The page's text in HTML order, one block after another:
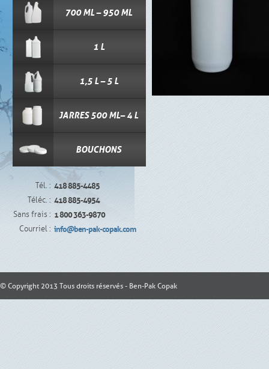
700 ML – 950 ML
1 L
1,5 L – 5 L
JARRES 500 ML– 4 L
BOUCHONS
Tél. : 418 885-4485
Téléc. : 418 885-4954
Sans frais : 1 800 363-9870
Courriel : info@ben-pak-copak.com
© Copyright 2013 Tous droits réservés - Ben-Pak Copak